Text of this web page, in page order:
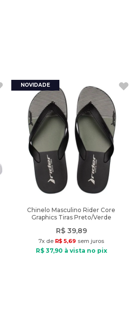
Chinelo Masculino Rider Core
Graphics Tiras Preto/Verde
R$ 39,89
7x de R$ 5,69 sem juros
R$ 37,90 à vista no pix